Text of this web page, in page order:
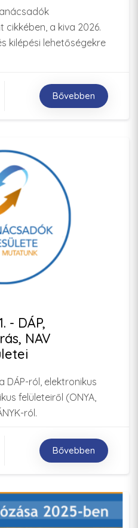
cikkében, a kiva 2026.
kilépési lehetőségekre
Bővebben
- DÁP,
NAV
DÁP-ról, elektronikus
felületeiről (ONYA,
ról.
Bővebben